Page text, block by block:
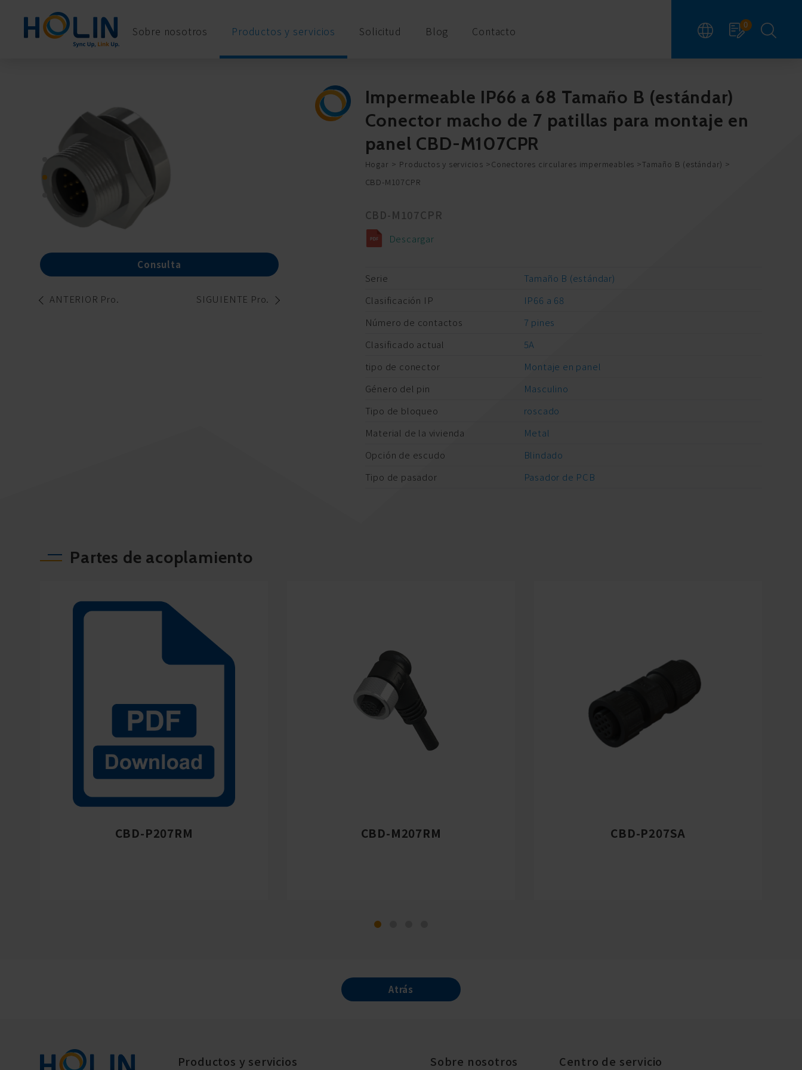
0
Sobre nosotros Productos y servicios Solicitud Blog Contacto
Consulta
ANTERIOR Pro. SIGUIENTE Pro.
Impermeable IP66 a 68 Tamaño B (estándar)
Conector macho de 7 patillas para montaje en
panel CBD-M107CPR
Hogar Productos y servicios Conectores circulares impermeables
Tamaño B (estándar)
CBD-M107CPR
CBD-M107CPR
Descargar
Serie
Tamaño B (estándar)
Clasificación IP
IP66 a 68
Número de contactos
7 pines
Clasificado actual
5A
tipo de conector
Montaje en panel
Género del pin
Masculino
Tipo de bloqueo
roscado
Material de la vivienda
Metal
Opción de escudo
Blindado
Tipo de pasador
Pasador de PCB
Partes de acoplamiento
CBD-P207RM CBD-M207RM CBD-P207SA
Atrás
Productos y servicios Sobre nosotros Centro de servicio
Panel de gestión de cookies